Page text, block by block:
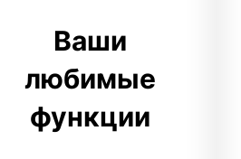
Ваши
любимые
функции